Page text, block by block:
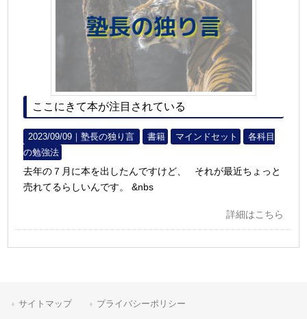
ここにきて本が注目されている
2023/09/09｜塾長の独り言 書籍 マインドセット
各科目
の勉強法
去年の７月に本を出したんですけど、 それが最近ちょっと
売れてるらしいんです。 &nbs
詳細はこちら
サイトマップ プライバシーポリシー